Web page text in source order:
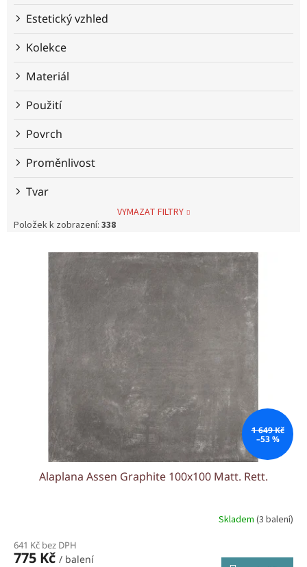
Estetický vzhled
Kolekce
Materiál
Použití
Povrch
Proměnlivost
Tvar
VYMAZAT FILTRY
Položek k zobrazení: 338
1 649 Kč
–53 %
Alaplana Assen Graphite 100x100 Matt. Rett.
Skladem (3 balení)
641 Kč bez DPH
775 Kč / balení